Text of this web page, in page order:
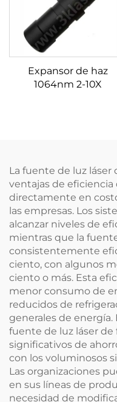
Expansor de haz
1064nm 2-10X
La fuente de luz láser
ventajas de
directamente en
las empresas. Los
alcanzar niveles de
mientras que la
consistentemente
ciento, con algunos
ciento o más. Esta
menor consumo de
reducidos de
generales de
fuente de luz láser
significativos de
con los voluminosos
Las organizaciones
en sus líneas de
necesidad de